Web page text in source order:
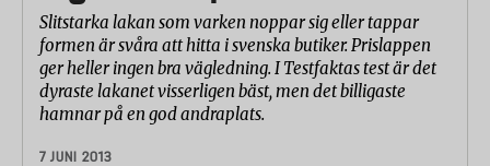
Slitstarka lakan som varken noppar sig eller tappar
formen är svåra att hitta i svenska butiker. Prislappen
ger heller ingen bra vägledning. I Testfaktas test är det
dyraste lakanet visserligen bäst, men det billigaste
hamnar på en god andraplats.
7 JUNI 2013